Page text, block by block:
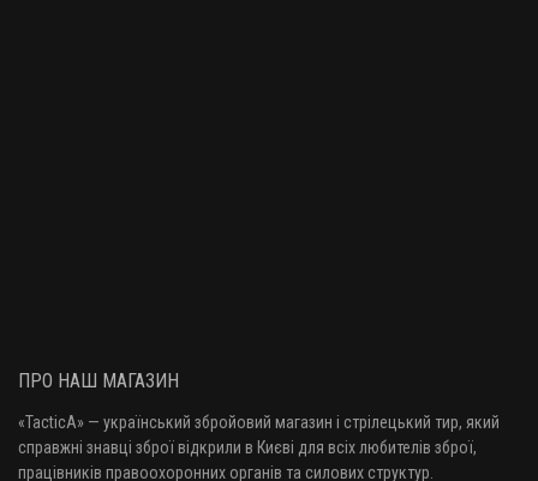
ПРО НАШ МАГАЗИН
«TacticA» — український збройовий магазин і стрілецький тир, який
справжні знавці зброї відкрили в Києві для всіх любителів зброї,
працівників правоохоронних органів та силових структур.